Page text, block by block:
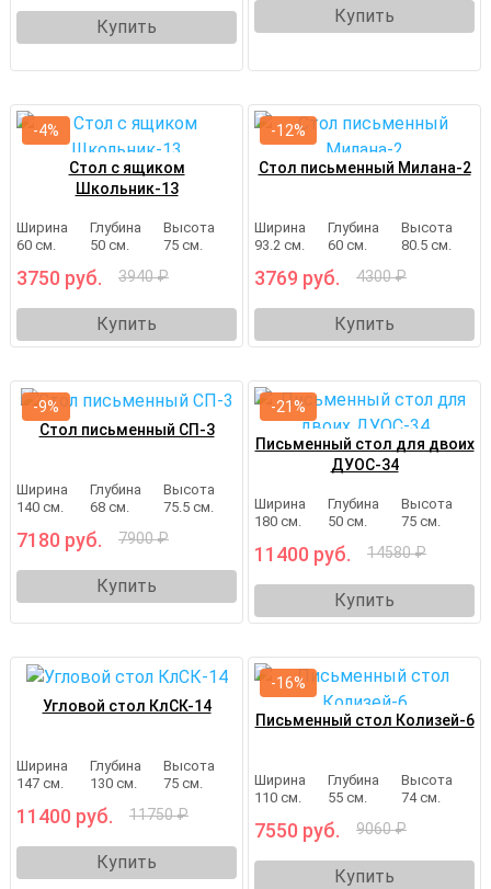
Купить
Купить
Стол с ящиком
Школьник-13
Ширина
60 см.
Глубина
50 см.
Высота
75 см.
3750 руб. 3940 ₽
Купить
-4%
Стол письменный Милана-2
Ширина
93.2 см.
Глубина
60 см.
Высота
80.5 см.
3769 руб. 4300 ₽
Купить
-12%
Стол письменный СП-3
Ширина
140 см.
Глубина
68 см.
Высота
75.5 см.
7180 руб. 7900 ₽
Купить
-9%
Письменный стол для двоих
ДУОС-34
Ширина
180 см.
Глубина
50 см.
Высота
75 см.
11400 руб. 14580 ₽
Купить
-21%
Угловой стол КлСК-14
Ширина
147 см.
Глубина
130 см.
Высота
75 см.
11400 руб. 11750 ₽
Купить
Письменный стол Колизей-6
Ширина
110 см.
Глубина
55 см.
Высота
74 см.
7550 руб. 9060 ₽
Купить
-16%